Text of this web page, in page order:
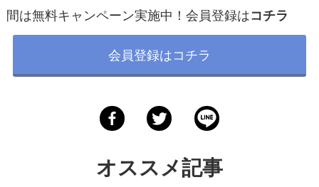
間は無料キャンペーン実施中！会員登録はコチラ
会員登録はコチラ
オススメ記事